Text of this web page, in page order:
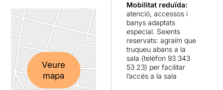
Veure
mapa
Mobilitat reduïda:
atenció, accessos i
banys adaptats
especial. Seients
reservats: agraïm que
truqueu abans a la
sala (telèfon 93 343
53 23) per facilitar
l’accés a la sala